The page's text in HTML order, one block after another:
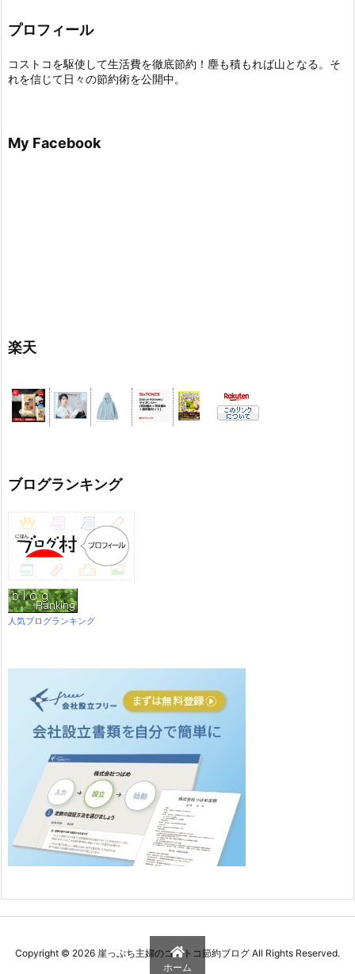
プロフィール
コストコを駆使して生活費を徹底節約！塵も積もれば山となる。そ
れを信じて日々の節約術を公開中。
My Facebook
楽天
ブログランキング
人気ブログランキング
Copyright © 2026 崖っぷち主婦のコストコ節約ブログ All Rights Reserved.
ホーム